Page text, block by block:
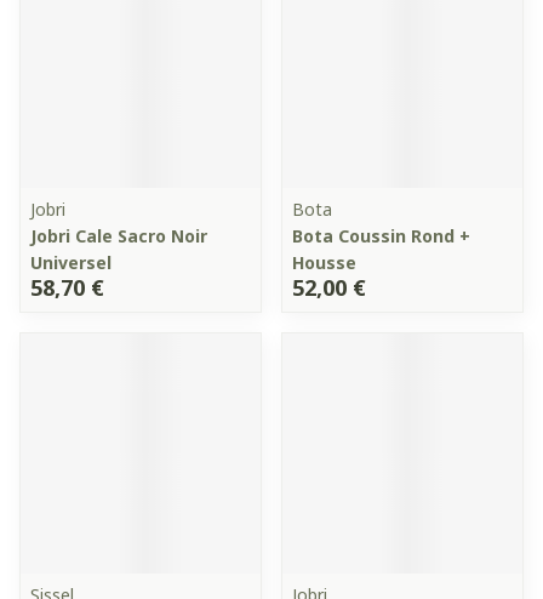
Jobri
Jobri Cale Sacro Noir
Universel
58,70 €
Bota
Bota Coussin Rond +
Housse
52,00 €